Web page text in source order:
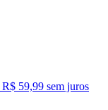
R$ 59,99 sem juros